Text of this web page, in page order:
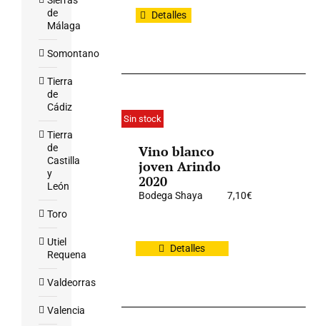
Detalles
Sin stock
Vino blanco
joven Arindo
2020
Bodega Shaya 7,10€
Detalles
de
Málaga
Somontano
Tierra
de
Cádiz
Tierra
de
Castilla
y
León
Toro
Utiel
Requena
Valdeorras
Valencia